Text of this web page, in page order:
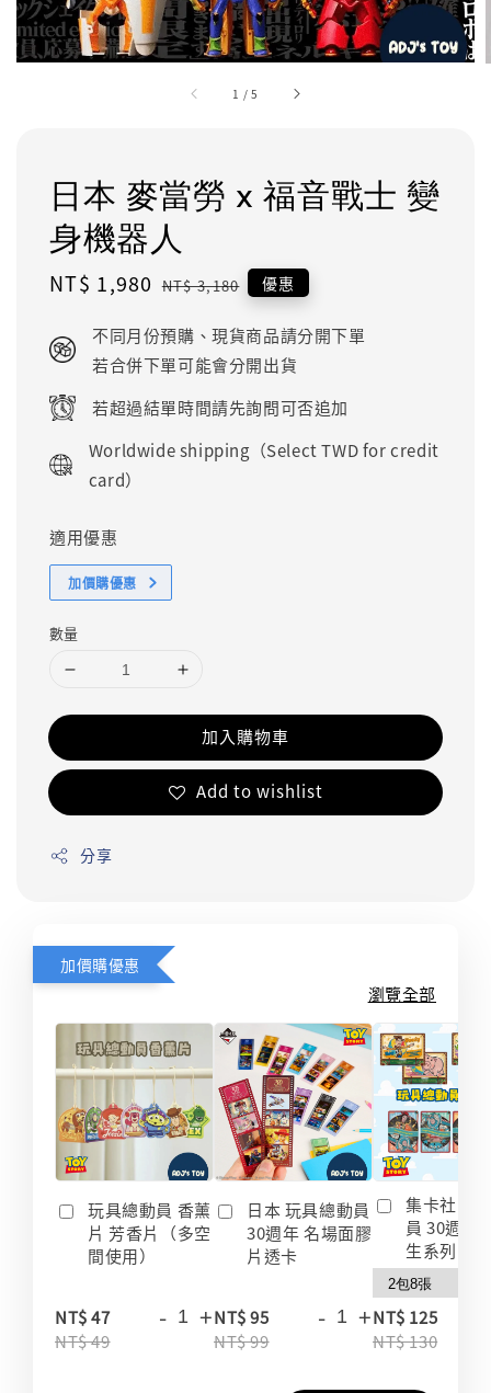
1 /5
日本 麥當勞 x 福音戰士 變
身機器人
Sale
NT$ 1,980 Regular
NT$ 3,180 優惠
不同月份預購、現貨商品請分開下單
若合併下單可能會分開出貨
若超過結單時間請先詢問可否追加
Worldwide shipping（Select TWD for credit
card）
適用優惠
加價購優惠
數量
加入購物車
Add to wishlist
分享
加價購優惠
瀏覽全部
玩具總動員 香薰
片 芳香片（多空
間使用）
NT$ 47
NT$ 49
- +
日本 玩具總動員
30週年 名場面膠
片透卡
NT$ 95
NT$ 99
- +
集卡社 玩
員 30週年
生系列 收
NT$ 125
NT$ 130